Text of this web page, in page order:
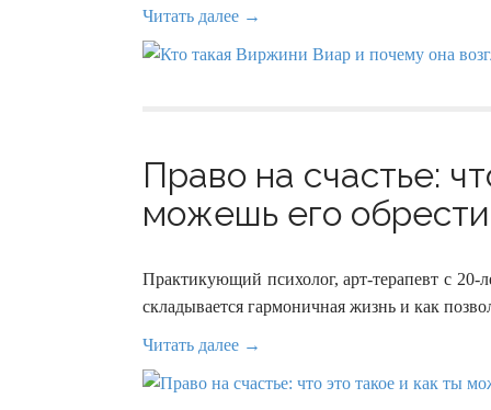
Читать далее →
Право на счастье:
можешь его
Практикующий психолог, арт-терапевт с 20-
складывается гармоничная жизнь и как
Читать далее →